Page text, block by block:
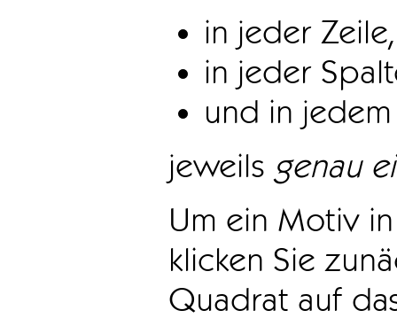
in jeder Zeile,
in jeder
und in
jeweils genau
Um ein Motiv
klicken Sie
Quadrat auf